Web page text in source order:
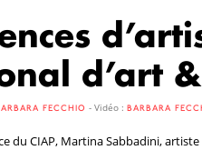
d’art
FECCHIO - Vidéo : BARBARA
du CIAP, Martina Sabbadini,